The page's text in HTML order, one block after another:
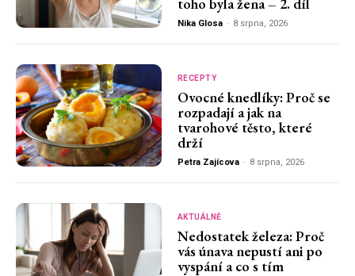
toho byla žena – 2. díl
Nika Glosa - 8 srpna, 2026
RECEPTY
Ovocné knedlíky: Proč se
rozpadají a jak na
tvarohové těsto, které
drží
Petra Zajícova - 8 srpna, 2026
AKTUÁLNĚ
Nedostatek železa: Proč
vás únava nepustí ani po
vyspání a co s tím